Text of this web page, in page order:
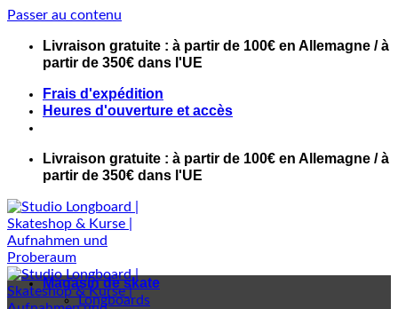
Passer au contenu
Livraison gratuite : à partir de 100€ en Allemagne / à
partir de 350€ dans l'UE
Frais d'expédition
Heures d'ouverture et accès
Livraison gratuite : à partir de 100€ en Allemagne / à
partir de 350€ dans l'UE
Magasin de skate
Longboards